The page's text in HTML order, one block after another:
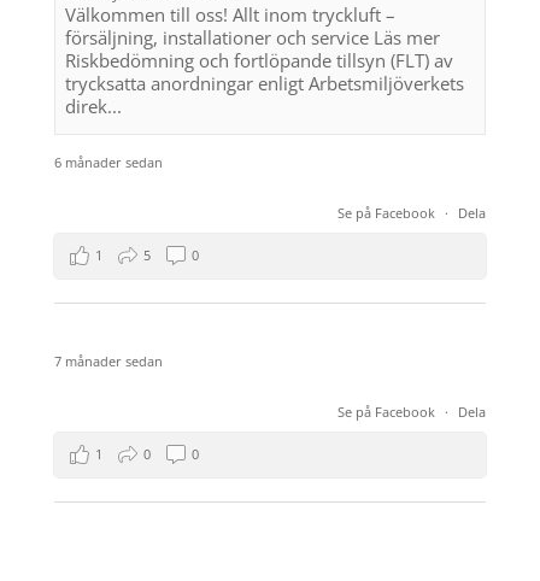
Välkommen till oss! Allt inom tryckluft –
försäljning, installationer och service Läs mer
Riskbedömning och fortlöpande tillsyn (FLT) av
trycksatta anordningar enligt Arbetsmiljöverkets
direk...
6 månader sedan
Se på Facebook · Dela
1 5 0
7 månader sedan
Se på Facebook · Dela
1 0 0